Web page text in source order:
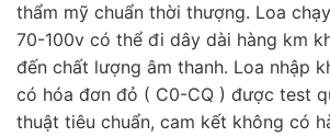
thẩm mỹ chuẩn thời thượng. Loa
70-100v có thể đi dây dài hàng km
đến chất lượng âm thanh. Loa nhập
có hóa đơn đỏ ( C0-CQ ) được test
thuật tiêu chuẩn, cam kết không có